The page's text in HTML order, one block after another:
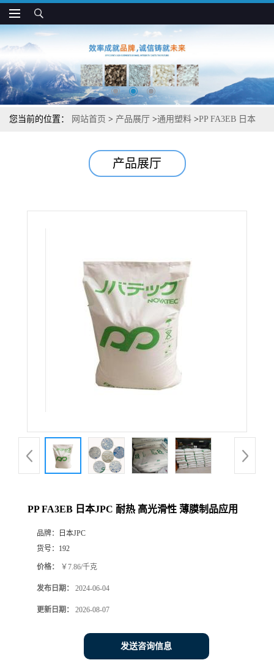
您当前的位置： 网站首页 > 产品展厅 >通用塑料 >PP FA3EB 日本
产品展厅
PP FA3EB 日本JPC 耐热 高光滑性 薄膜制品应用
品牌：
日本JPC
货号： 192
价格： ￥7.86/千克
发布日期： 2024-06-04
更新日期： 2026-08-07
发送咨询信息